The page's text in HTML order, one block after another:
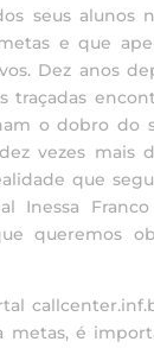
seus alunos
e que
Dez anos
traçadas
o dobro do
vezes mais
que
Inessa
queremos
é